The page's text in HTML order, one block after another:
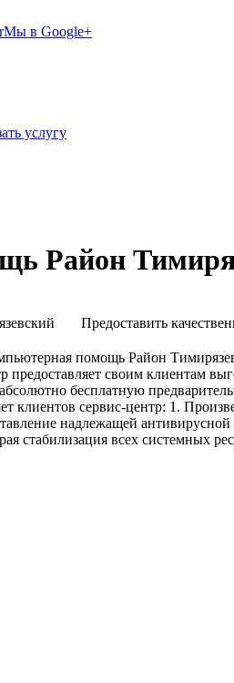
Мы в Google+
услугу
Район
Предоставить
помощь Район
своим клиентам
бесплатную
клиентов сервис-центр: 1.
надлежащей
стабилизация всех системных